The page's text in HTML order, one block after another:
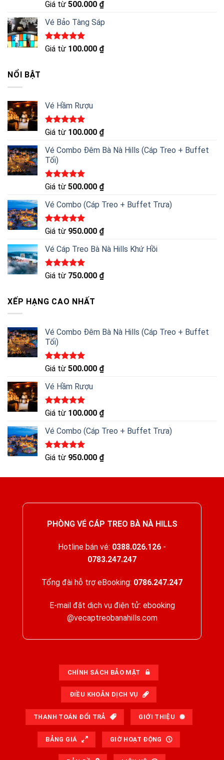
Được xếp
5 sao
Giá từ 500.000 ₫
Vé Bảo Tàng Sáp
Được xếp
Giá từ 100.000 ₫
NỔI BẬT
Vé Hầm Rượu
Được xếp
5 sao
Giá từ 100.000 ₫
Vé Combo Đêm Bà Nà Hills (Cáp Treo + Buffet
Tối)
Được xếp
5 sao
Giá từ 500.000 ₫
Vé Combo (Cáp Treo + Buffet Trưa)
Được xếp
5 sao
Giá từ 950.000 ₫
Vé Cáp Treo Bà Nà Hills Khứ Hồi
Được xếp
Giá từ 750.000 ₫
XẾP HẠNG CAO NHẤT
Vé Combo Đêm Bà Nà Hills (Cáp Treo + Buffet
Tối)
Được xếp
5 sao
Giá từ 500.000 ₫
Vé Hầm Rượu
Được xếp
5 sao
Giá từ 100.000 ₫
Vé Combo (Cáp Treo + Buffet Trưa)
Được xếp
Giá từ 950.000 ₫
PHÒNG VÉ CÁP TREO BÀ NÀ HILLS
Hotline bán vé: 0388.026.126 -
0783.247.247
Tổng đài hỗ trợ eBooking: 0786.247.247
E-mail đặt dịch vụ điện tử: ebooking
@vecaptreobanahills.com
CHÍNH SÁCH BẢO MẬT
ĐIỀU KHOẢN DỊCH VỤ
THANH TOÁN ĐỔI TRẢ GIỚI THIỆU
BẢNG GIÁ GIỜ HOẠT ĐỘNG